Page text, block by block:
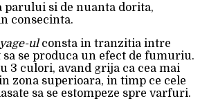
parului si de nuanta dorita,
consecinta.
ulconsta in tranzitia intre
se produca un efect de fumuriu.
3 culori, avand grija ca cea mai
zona superioara, in timp ce cele
sa se estompeze spre varfuri.